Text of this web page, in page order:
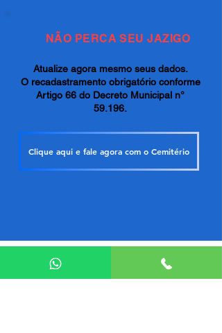
NÃO PERCA SEU JAZIGO
Atualize agora mesmo seus dados.
O recadastramento obrigatório conforme
Artigo 66 do Decreto Municipal n°
59.196.
Clique aqui e fale agora com o Cemitério